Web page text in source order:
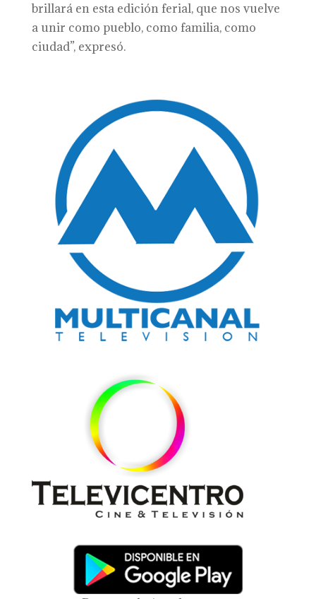
brillará en esta edición ferial, que nos vuelve
a unir como pueblo, como familia, como
ciudad”, expresó.